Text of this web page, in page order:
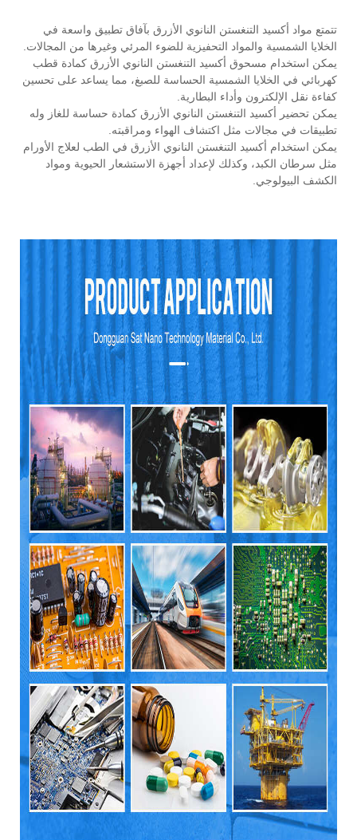
تتمتع مواد أكسيد التنغستن النانوي الأزرق بآفاق تطبيق واسعة في
الخلايا الشمسية والمواد التحفيزية للضوء المرئي وغيرها من المجالات.
يمكن استخدام مسحوق أكسيد التنغستن النانوي الأزرق كمادة قطب
كهربائي في الخلايا الشمسية الحساسة للصبغ، مما يساعد على تحسين
كفاءة نقل الإلكترون وأداء البطارية.
يمكن تحضير أكسيد التنغستن النانوي الأزرق كمادة حساسة للغاز وله
تطبيقات في مجالات مثل اكتشاف الهواء ومراقبته.
يمكن استخدام أكسيد التنغستن النانوي الأزرق في الطب لعلاج الأورام
مثل سرطان الكبد، وكذلك لإعداد أجهزة الاستشعار الحيوية ومواد
الكشف البيولوجي.